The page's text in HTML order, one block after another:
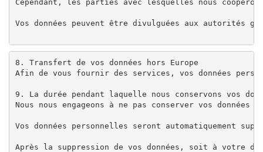
Cependant, les parties avec lesquelles nous
Vos données peuvent être divulguées aux autorités
8. Transfert de vos données hors Europe
Afin de vous fournir des services, vos données
9. La durée pendant laquelle nous conservons vos
Nous nous engageons à ne pas conserver vos
Vos données personnelles seront automatiquement
Après la suppression de vos données, soit à votre